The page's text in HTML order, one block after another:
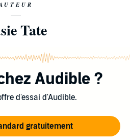
Tate
Audible ?
d'essai d'Audible.
gratuitement